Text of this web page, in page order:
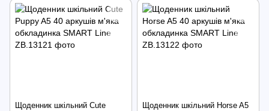
Щоденник шкільний Cute
Щоденник шкільний Horse A5